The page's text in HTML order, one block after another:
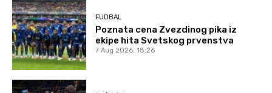
FUDBAL
Poznata cena Zvezdinog pika iz
ekipe hita Svetskog prvenstva
7 Aug 2026. 18:26